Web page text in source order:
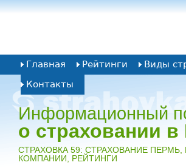
Информационный
о страховании
CТРАХОВКА 59: СТРАХОВАНИЕ
КОМПАНИИ, РЕЙТИНГИ
Главная Рейтинги Виды
Контакты